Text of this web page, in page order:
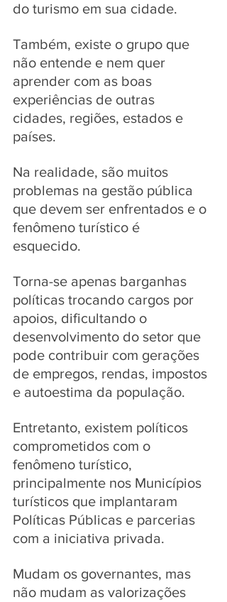
do turismo em sua cidade.
Também, existe o grupo que
não entende e nem quer
aprender com as boas
experiências de outras
cidades, regiões, estados e
países.
Na realidade, são muitos
problemas na gestão pública
que devem ser enfrentados e o
fenômeno turístico é
esquecido.
Torna-se apenas barganhas
políticas trocando cargos por
apoios, dificultando o
desenvolvimento do setor que
pode contribuir com gerações
de empregos, rendas, impostos
e autoestima da população.
Entretanto, existem políticos
comprometidos com o
fenômeno turístico,
principalmente nos Municípios
turísticos que implantaram
Políticas Públicas e parcerias
com a iniciativa privada.
Mudam os governantes, mas
não mudam as valorizações